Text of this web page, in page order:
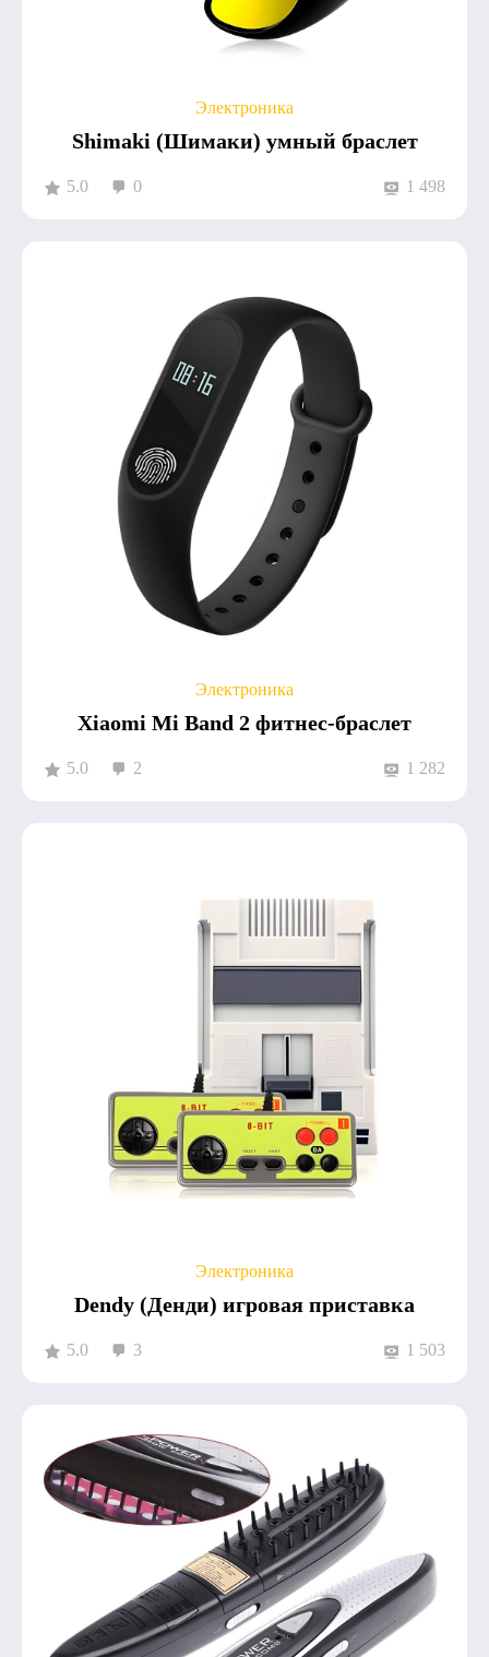
Электроника
Shimaki (Шимаки) умный браслет
5.0 0 1 498
Электроника
Xiaomi Mi Band 2 фитнес-браслет
5.0 2 1 282
Электроника
Dendy (Денди) игровая приставка
5.0 3 1 503